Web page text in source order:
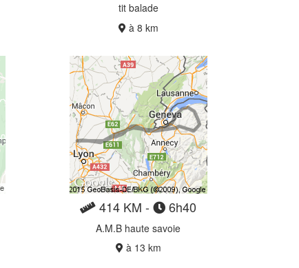
tit balade
à 8 km
414 KM - 6h40
A.M.B haute savoie
à 13 km